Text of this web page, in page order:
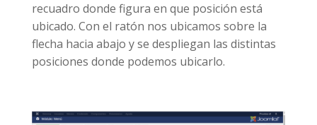
recuadro donde figura en que posición está
ubicado. Con el ratón nos ubicamos sobre la
flecha hacia abajo y se despliegan las distintas
posiciones donde podemos ubicarlo.